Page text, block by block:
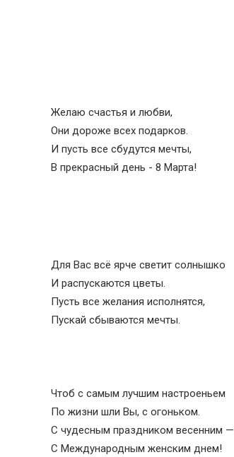
Желаю счастья и любви,
Они дороже всех подарков.
И пусть все сбудутся мечты,
В прекрасный день - 8 Марта!
Для Вас всё ярче светит солнышко
И распускаются цветы.
Пусть все желания исполнятся,
Пускай сбываются мечты.
Чтоб с самым лучшим настроеньем
По жизни шли Вы, с огоньком.
С чудесным праздником весенним —
С Международным женским днем!